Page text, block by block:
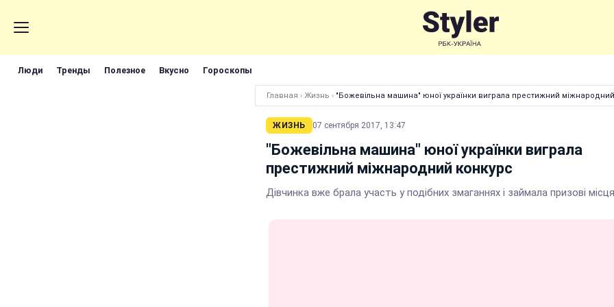
Люди Тренды Полезное Вкусно Гороскопы
Главная › Жизнь › "Божевільна машина" юної українки виграла престижний
ЖИЗНЬ 07 сентября 2017, 13:47
"Божевільна машина" юної українки виграла
престижний міжнародний конкурс
Дівчинка вже брала участь у подібних змаганнях і займала призові місця